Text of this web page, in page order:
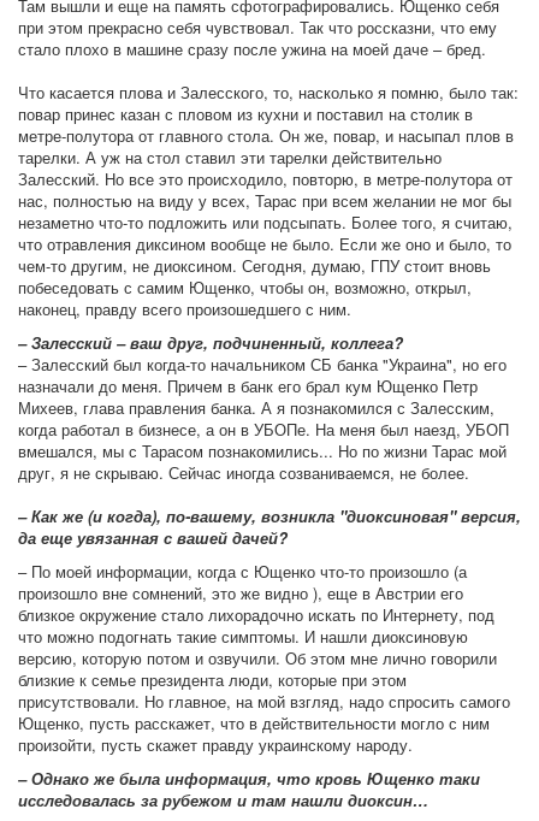
Там вышли и еще на память сфотографировались. Ющенко себя
при этом прекрасно себя чувствовал. Так что россказни, что ему
стало плохо в машине сразу после ужина на моей даче – бред.
Что касается плова и Залесского, то, насколько я помню, было так:
повар принес казан с пловом из кухни и поставил на столик в
метре-полутора от главного стола. Он же, повар, и насыпал плов в
тарелки. А уж на стол ставил эти тарелки действительно
Залесский. Но все это происходило, повторю, в метре-полутора от
нас, полностью на виду у всех, Тарас при всем желании не мог бы
незаметно что-то подложить или подсыпать. Более того, я считаю,
что отравления диксином вообще не было. Если же оно и было, то
чем-то другим, не диоксином. Сегодня, думаю, ГПУ стоит вновь
побеседовать с самим Ющенко, чтобы он, возможно, открыл,
наконец, правду всего произошедшего с ним.
– Залесский – ваш друг, подчиненный, коллега?
– Залесский был когда-то начальником СБ банка "Украина", но его
назначали до меня. Причем в банк его брал кум Ющенко Петр
Михеев, глава правления банка. А я познакомился с Залесским,
когда работал в бизнесе, а он в УБОПе. На меня был наезд, УБОП
вмешался, мы с Тарасом познакомились... Но по жизни Тарас мой
друг, я не скрываю. Сейчас иногда созваниваемся, не более.
– Как же (и когда), по-вашему, возникла "диоксиновая" версия,
да еще увязанная с вашей дачей?
– По моей информации, когда с Ющенко что-то произошло (а
произошло вне сомнений, это же видно ), еще в Австрии его
близкое окружение стало лихорадочно искать по Интернету, под
что можно подогнать такие симптомы. И нашли диоксиновую
версию, которую потом и озвучили. Об этом мне лично говорили
близкие к семье президента люди, которые при этом
присутствовали. Но главное, на мой взгляд, надо спросить самого
Ющенко, пусть расскажет, что в действительности могло с ним
произойти, пусть скажет правду украинскому народу.
– Однако же была информация, что кровь Ющенко таки
исследовалась за рубежом и там нашли диоксин…